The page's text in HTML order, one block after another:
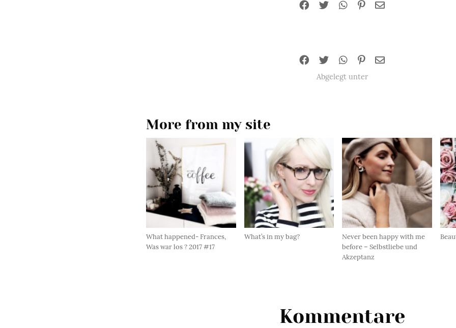
Abgelegt unter
More from my site
What happened- Frances,
Was war los ? 2017 #17
What’s in my bag?
Never been happy with me
before – Selbstliebe und
Akzeptanz
Kommentare